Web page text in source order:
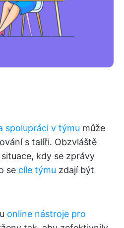
spolupráci v týmu může
s talíři. Obzvláště
kdy se zprávy
se cíle týmu zdají být
online nástroje pro